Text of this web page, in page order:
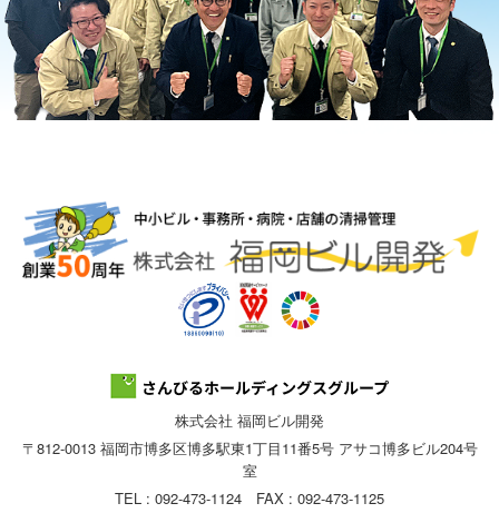
株式会社 福岡ビル開発
〒812-0013 福岡市博多区博多駅東1丁目11番5号 アサコ博多ビル204号
室
TEL : 092-473-1124 FAX : 092-473-1125